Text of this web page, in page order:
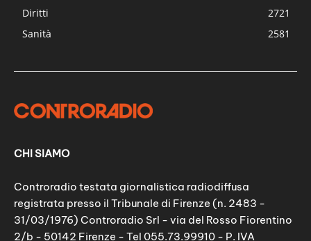
Diritti
2721
Sanità
2581
CHI SIAMO
Controradio testata giornalistica radiodiffusa
registrata presso il Tribunale di Firenze (n. 2483 -
31/03/1976) Controradio Srl - via del Rosso Fiorentino
2/b - 50142 Firenze - Tel 055.73.99910 - P. IVA